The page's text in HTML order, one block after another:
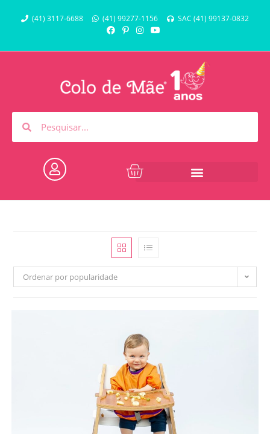
(41) 3117-6688 (41) 99277-1156 SAC (41) 99137-0832
Ordenar por popularidade